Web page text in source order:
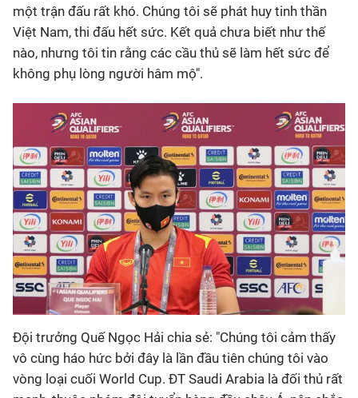
một trận đấu rất khó. Chúng tôi sẽ phát huy tinh thần
Việt Nam, thi đấu hết sức. Kết quả chưa biết như thế
nào, nhưng tôi tin rằng các cầu thủ sẽ làm hết sức để
không phụ lòng người hâm mộ".
Đội trưởng Quế Ngọc Hải chia sẻ: "Chúng tôi cảm thấy
vô cùng háo hức bởi đây là lần đầu tiên chúng tôi vào
vòng loại cuối World Cup. ĐT Saudi Arabia là đối thủ rất